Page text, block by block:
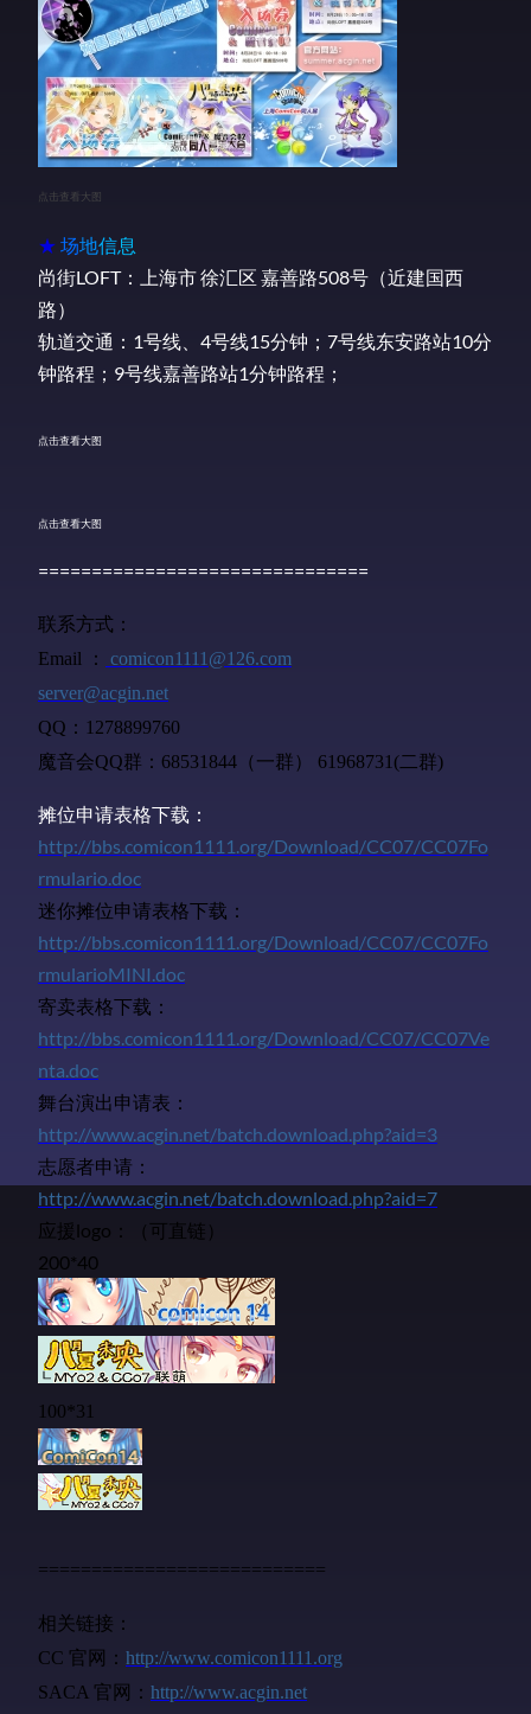
点击查看大图
★ 场地信息
尚街LOFT：上海市 徐汇区 嘉善路508号（近建国西
路）
轨道交通：1号线、4号线15分钟；7号线东安路站10分
钟路程；9号线嘉善路站1分钟路程；
点击查看大图
点击查看大图
===============================
联系方式：
Email
：
comicon1111@126.com
server@acgin.net
QQ ： 1278899760
魔音会QQ群： 68531844（一群） 61968731(二群)
摊位申请表格下载：
http://bbs.comicon1111.org/Download/CC07/CC07Fo
rmulario.doc
迷你摊位申请表格下载：
http://bbs.comicon1111.org/Download/CC07/CC07Fo
rmularioMINI.doc
寄卖表格下载：
http://bbs.comicon1111.org/Download/CC07/CC07Ve
nta.doc
舞台演出申请表：
http://www.acgin.net/batch.download.php?aid=3
志愿者申请：
http://www.acgin.net/batch.download.php?aid=7
应援logo：（可直链）
200*40
100*31
===========================
相关链接：
CC 官网： http://www.comicon1111.org
SACA 官网： http://www.acgin.net